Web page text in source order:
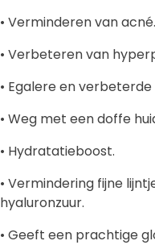
• Verminderen van acné.
• Verbeteren van
• Egalere en
• Weg met een doffe
• Hydratatieboost.
• Vermindering fijne
hyaluronzuur.
• Geeft een prachtige